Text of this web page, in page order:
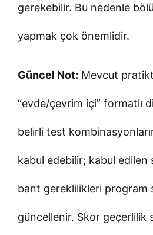
gerekebilir. Bu nedenle
yapmak çok önemlidir.
Güncel Not: Mevcut
“evde/çevrim içi” formatlı
belirli test
kabul edebilir; kabul edilen
bant gereklilikleri program
güncellenir. Skor geçerlilik